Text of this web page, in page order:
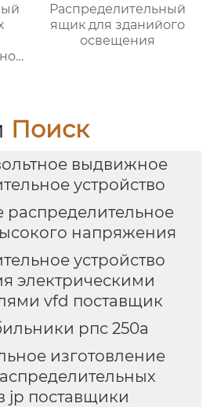
Распределительный
ящик для зданийого
освещения
Поиск
выдвижное
устройство
распределительное
напряжения
устройство
электрическими
vfd поставщик
рпс 250а
изготовление
jp поставщики